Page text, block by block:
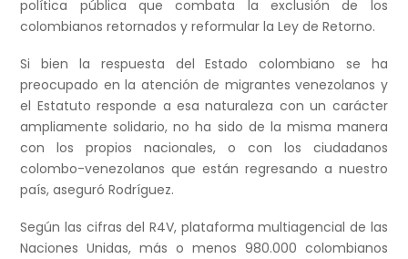
política pública que combata la exclusión de los
colombianos retornados y reformular la Ley de Retorno.
Si bien la respuesta del Estado colombiano se ha
preocupado en la atención de migrantes venezolanos y
el Estatuto responde a esa naturaleza con un carácter
ampliamente solidario, no ha sido de la misma manera
con los propios nacionales, o con los ciudadanos
colombo-venezolanos que están regresando a nuestro
país, aseguró Rodríguez.
Según las cifras del R4V, plataforma multiagencial de las
Naciones Unidas, más o menos 980.000 colombianos